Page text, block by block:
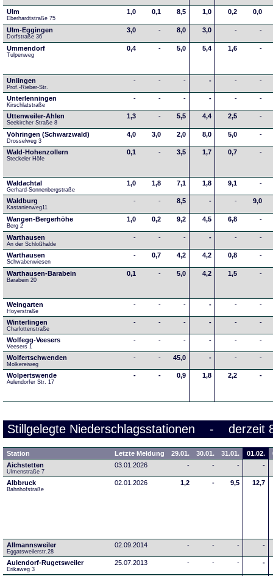
Ulm
Eberhardtstraße 75
1,0 0,1 8,5 1,0 0,2 0,0
Ulm-Eggingen
Dorfstraße 36
3,0 - 8,0 3,0 - -
Ummendorf
Tulpenweg
0,4 - 5,0 5,4 1,6 -
Unlingen
Prof.-Rieber-Str.
- - - - - -
Unterlenningen
Kirschlatstraße
- - - - - -
Uttenweiler-Ahlen
Seekircher Straße 8
1,3 - 5,5 4,4 2,5 -
Vöhringen (Schwarzwald)
Drosselweg 3
4,0 3,0 2,0 8,0 5,0 -
Wald-Hohenzollern
Steckeler Höfe
0,1 - 3,5 1,7 0,7 -
Waldachtal
Gerhard-Sonnenbergstraße
1,0 1,8 7,1 1,8 9,1 -
Waldburg
Kastanienweg11
- - 8,5 - - 9,0
Wangen-Bergerhöhe
Berg 2
1,0 0,2 9,2 4,5 6,8 -
Warthausen
An der Schloßhalde
- - - - - -
Warthausen
Schwabenwiesen
- 0,7 4,2 4,2 0,8 -
Warthausen-Barabein
Barabein 20
0,1 - 5,0 4,2 1,5 -
Weingarten
Hoyerstraße
- - - - - -
Winterlingen
Charlottenstraße
- - - - - -
Wolfegg-Veesers
Veesers 1
- - - - - -
Wolfertschwenden
Molkereiweg
- - 45,0 - - -
Wolpertswende
Aulendorfer Str. 17
- - 0,9 1,8 2,2 -
Stillgelegte Niederschlagsstationen - derzeit
Station Letzte Meldung 29.01. 30.01. 31.01. 01.02.
Aichstetten
Ulmenstraße 7
03.01.2026 - - - -
Albbruck
Bahnhofstraße
02.01.2026 1,2 - 9,5 12,7
Allmannsweiler
Eggatsweilerstr.28
02.09.2014 - - - -
Aulendorf-Rugetsweiler
Erikaweg 3
25.07.2013 - - - -